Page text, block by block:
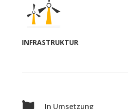
INFRASTRUKTUR
 In Umsetzung